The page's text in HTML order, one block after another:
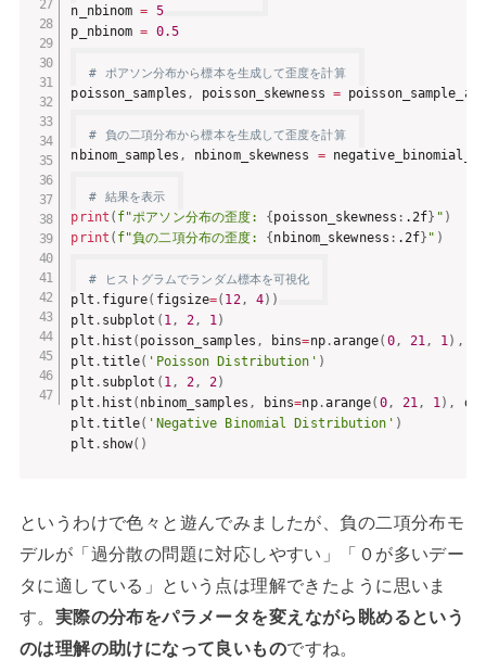
n_nbinom = 5
p_nbinom = 0.5
# ポアソン分布から標本を生成して歪度を計算
poisson_samples , poisson_skewness =
# 負の二項分布から標本を生成して歪度を計算
nbinom_samples , nbinom_skewness =
# 結果を表示
print ( f"ポアソン分布の歪度: { poisson_skewness : .2f} " )
print ( f"負の二項分布の歪度: { nbinom_skewness : .2f} " )
# ヒストグラムでランダム標本を可視化
plt . figure( figsize=( 12, 4) )
plt . subplot ( 1, 2, 1)
plt . hist ( poisson_samples , bins=np.arange( 0, 21, 1) ,
plt .title( 'Poisson Distribution' )
plt . subplot ( 1, 2, 2)
plt . hist ( nbinom_samples , bins=np.arange( 0, 21, 1) ,
plt .title( 'Negative Binomial Distribution' )
plt . show( )
というわけで色々と遊んでみましたが、負の二項分布モ
デルが「過分散の問題に対応しやすい」「０が多いデー
タに適している」という点は理解できたように思いま
す。 実際の分布をパラメータを変えながら眺めるという
のは理解の助けになって良いものですね。